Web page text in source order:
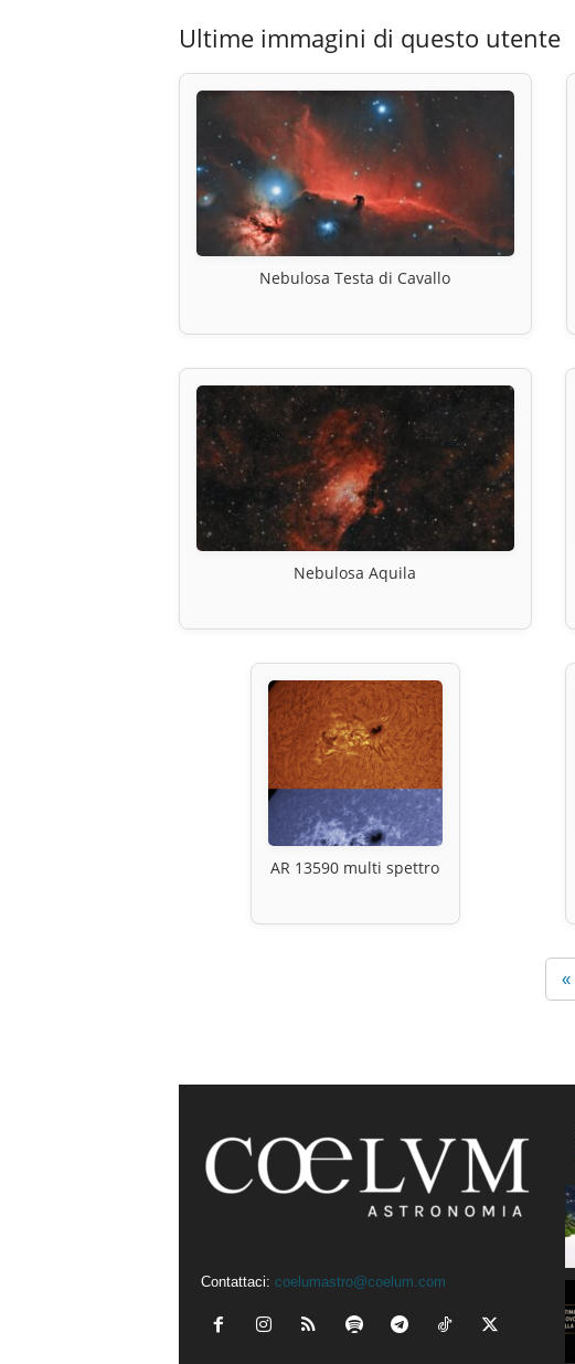
Ultime immagini di questo utente
Nebulosa Testa di Cavallo
Nebulosa Aquila
AR 13590 multi spettro
«
Contattaci: coelumastro@coelum.com